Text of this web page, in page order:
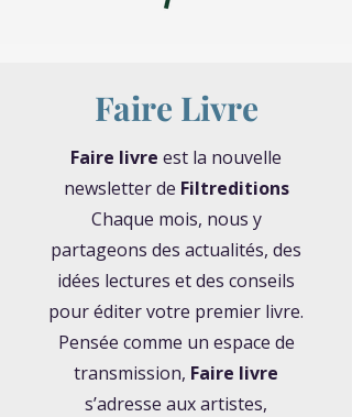
Faire Livre
Faire livre est la nouvelle
newsletter de Filtreditions
Chaque mois, nous y
partageons des actualités, des
idées lectures et des conseils
pour éditer votre premier livre.
Pensée comme un espace de
transmission, Faire livre
s’adresse aux artistes,